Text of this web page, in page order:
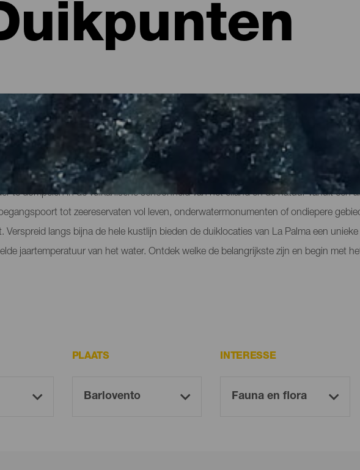
Palma
te dompelen in de vulkanische schoonheid van het eiland en de natuur vanuit een
tot zeereservaten vol leven, onderwatermonumenten of ondiepere
Verspreid langs bijna de hele kustlijn bieden de duiklocaties van La Palma een
jaartemperatuur van het water. Ontdek welke de belangrijkste zijn en begin met
PLAATS INTERESSE